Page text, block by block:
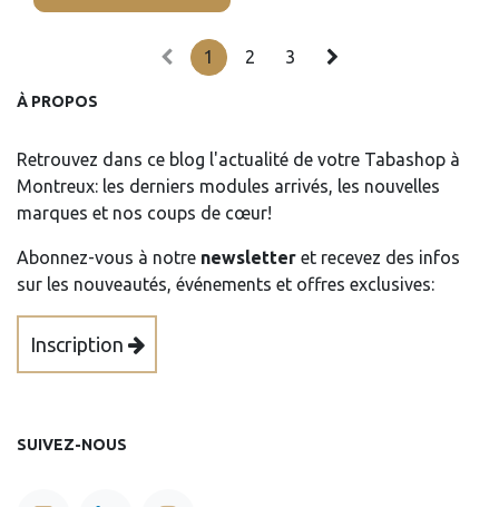
1 2 3
À PROPOS
Retrouvez dans ce blog l'actualité de votre Tabashop à
Montreux: les derniers modules arrivés, les nouvelles
marques et nos coups de cœur!
Abonnez-vous à notre newsletter et recevez des infos
sur les nouveautés, événements et offres exclusives:
Inscription
SUIVEZ-NOUS